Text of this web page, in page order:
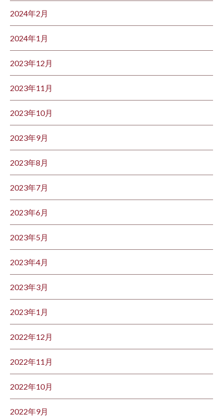
2024年2月
2024年1月
2023年12月
2023年11月
2023年10月
2023年9月
2023年8月
2023年7月
2023年6月
2023年5月
2023年4月
2023年3月
2023年1月
2022年12月
2022年11月
2022年10月
2022年9月